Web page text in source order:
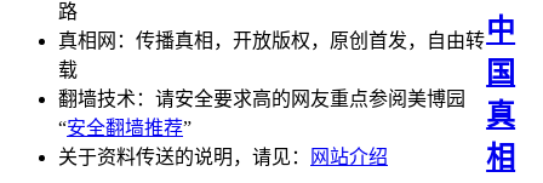
路
真相网：传播真相，开放版权，原创首发，自由转
载
翻墙技术：请安全要求高的网友重点参阅美博园
“安全翻墙推荐”
关于资料传送的说明，请见：
网站介绍
中
国
真
相